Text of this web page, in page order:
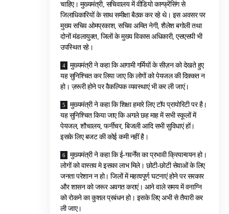
चाहिए। मुख्यमंत्री, सचिवालय में वीडियो कान्फ्रेंसिंग से
जिलाधिकारियों के साथ समीक्षा बैठक कर रहे थे। इस अवसर पर
मुख्य सचिव ओमप्रकाश, सचिव अमित नेगी, शैलेश बगोली तथा
दोनों मंडलायुक्त, जिलों के मुख्य विकास अधिकारी, एसएसपी भी
उपस्थित रहे।
मुख्यमंत्री ने कहा कि आगामी गर्मियों के सीज़न को देखते हुए
यह सुनिश्चित कर लिया जाए कि लोगों को पेयजल की दिक्कत न
हो। ज़रूरी होने पर वैकल्पिक व्यवस्थाएं भी कर ली जाएं।
मुख्यमंत्री ने कहा कि शिक्षा हमारे लिए टॉप प्रायोरिटी पर है।
यह सुनिश्चित किया जाए कि अगले छह माह में सभी स्कूलों में
पेयजल, शौचालय, फर्नीचर, बिजली आदि सभी सुविधाएं हों।
इसके लिए बजट की कोई कमी नहीं है।
मुख्यमंत्री ने कहा कि ई-गवर्नेंस का प्रभावी क्रियान्वयन हो।
लोगों को वास्तव मे इसका लाभ मिले। छोटी-छोटी सेवाओं के लिए
जनता परेशान न हो। जिलों में महत्वपूर्ण घटनाएं होने पर सरकार
और शासन को जरूर अवगत कराएं। आने वाले समय में वनाग्नि
को रोकने का कुशल प्रबंधन हो। इसके लिए अभी से तैयारी कर
ली जाए।